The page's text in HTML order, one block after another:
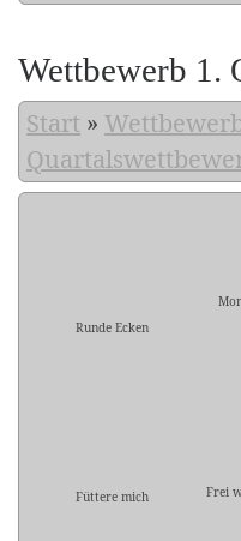
Wettbewerb 1.
Start »
Runde Ecken
Füttere mich Frei